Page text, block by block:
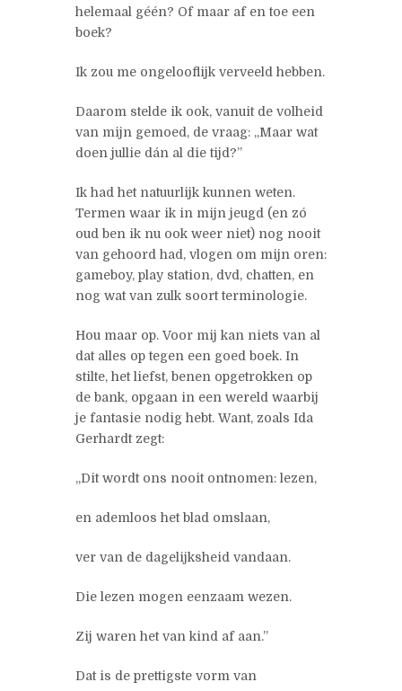
helemaal géén? Of maar af en toe een
boek?
Ik zou me ongelooflijk verveeld hebben.
Daarom stelde ik ook, vanuit de volheid
van mijn gemoed, de vraag: „Maar wat
doen jullie dán al die tijd?”
Ik had het natuurlijk kunnen weten.
Termen waar ik in mijn jeugd (en zó
oud ben ik nu ook weer niet) nog nooit
van gehoord had, vlogen om mijn oren:
gameboy, play station, dvd, chatten, en
nog wat van zulk soort terminologie.
Hou maar op. Voor mij kan niets van al
dat alles op tegen een goed boek. In
stilte, het liefst, benen opgetrokken op
de bank, opgaan in een wereld waarbij
je fantasie nodig hebt. Want, zoals Ida
Gerhardt zegt:
„Dit wordt ons nooit ontnomen: lezen,
en ademloos het blad omslaan,
ver van de dagelijksheid vandaan.
Die lezen mogen eenzaam wezen.
Zij waren het van kind af aan.”
Dat is de prettigste vorm van